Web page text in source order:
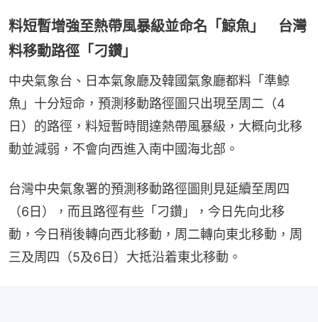
料短暫增強至熱帶風暴級並命名「鯨魚」 台灣
料移動路徑「刁鑽」
中央氣象台、日本氣象廳及韓國氣象廳都料「準鯨
魚」十分短命，預測移動路徑圖只出現至周二（4
日）的路徑，料短暫時間達熱帶風暴級，大概向北移
動並減弱，不會向西進入南中國海北部。
台灣中央氣象署的預測移動路徑圖則見延續至周四
（6日），而且路徑有些「刁鑽」，今日先向北移
動，今日稍後轉向西北移動，周二轉向東北移動，周
三及周四（5及6日）大抵沿着東北移動。